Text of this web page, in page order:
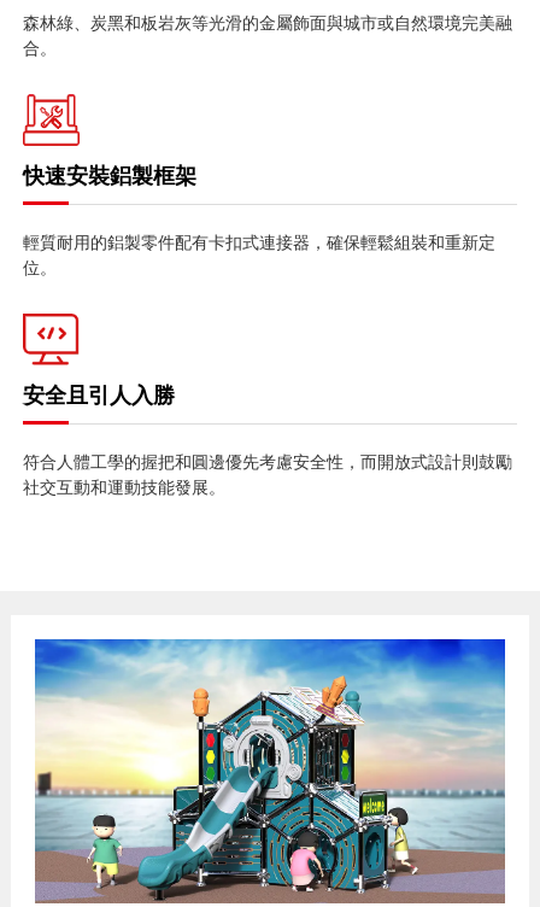
森林綠、炭黑和板岩灰等光滑的金屬飾面與城市或自然環境完美融
合。
快速安裝鋁製框架
輕質耐用的鋁製零件配有卡扣式連接器，確保輕鬆組裝和重新定
位。
安全且引人入勝
符合人體工學的握把和圓邊優先考慮安全性，而開放式設計則鼓勵
社交互動和運動技能發展。